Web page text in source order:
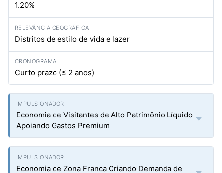
1.20%
Distritos de estilo de vida e lazer
Curto prazo (≤ 2 anos)
Economia de Visitantes de Alto Patrimônio Líquido
Apoiando Gastos Premium
Economia de Zona Franca Criando Demanda de